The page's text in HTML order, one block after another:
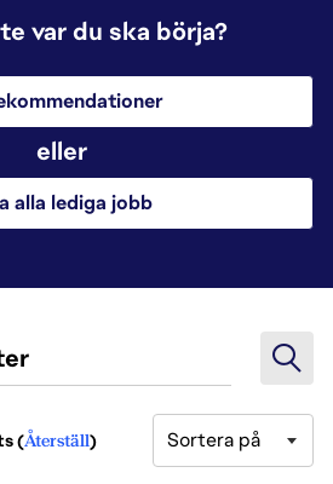
var du ska börja?
eller
alla lediga jobb
(Återställ) Sortera på